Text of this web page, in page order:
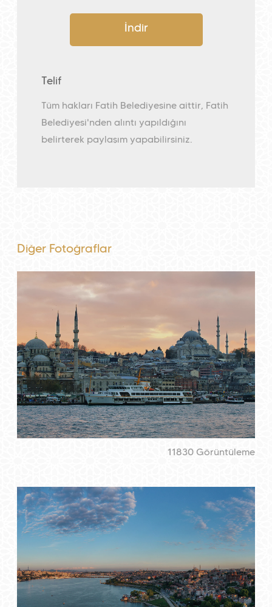
İndir
Telif
Tüm hakları Fatih Belediyesine aittir, Fatih
Belediyesi'nden alıntı yapıldığını
belirterek paylaşım yapabilirsiniz.
Diğer Fotoğraflar
11830 Görüntüleme